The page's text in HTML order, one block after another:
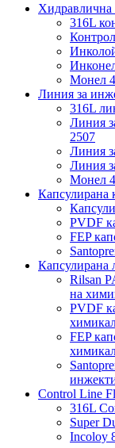
Хидравлична
316L
Монел
Линия за
316L
Линия
2507
Линия
Линия
Монел
Капсулирана
PVDF
FEP
Капсулирана
Rilsan
на
PVDF
FEP
Control Line
316L
Super
Incoloy